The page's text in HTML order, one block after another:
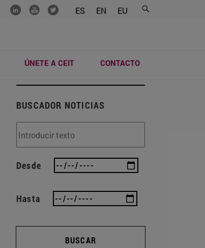
ES EN EU
....... ....... .......
ÚNETE A CEIT CONTACTO
BUSCADOR NOTICIAS
Desde
Hasta
BUSCAR